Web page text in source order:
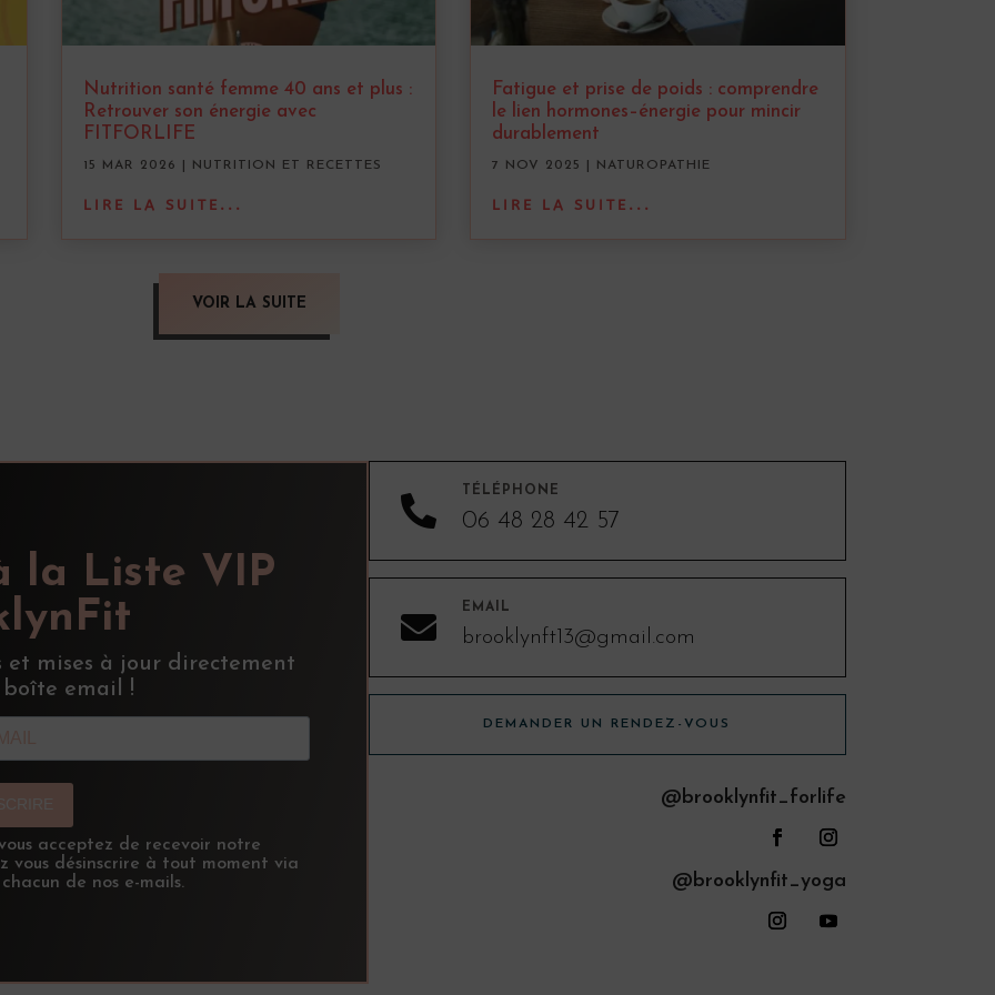
Nutrition santé femme 40 ans et plus :
Retrouver son énergie avec
FITFORLIFE
15 MAR 2026 NUTRITION ET RECETTES
LIRE LA SUITE...
Fatigue et prise de poids : comprendre
le lien hormones–énergie pour mincir
durablement
7 NOV 2025 NATUROPATHIE
LIRE LA SUITE...
VOIR LA SUITE
la Liste VIP
et mises à jour directement
email !
acceptez de recevoir notre
vous désinscrire à tout moment via
de nos e-mails.

TÉLÉPHONE
06 48 28 42 57

EMAIL
brooklynft13@gmail.com
DEMANDER UN RENDEZ-VOUS
@brooklynfit_forlife
@brooklynfit_yoga